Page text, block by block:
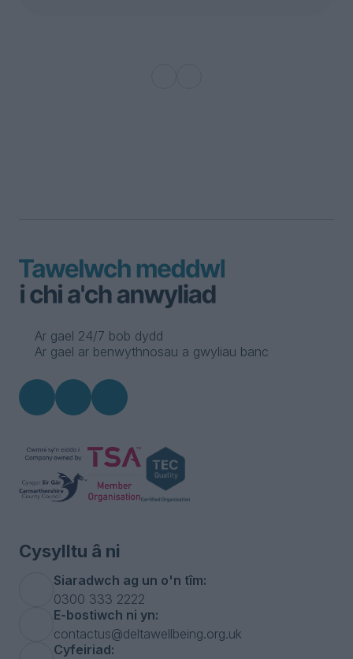
Ar gael 24/7 bob dydd
Ar gael ar benwythnosau a gwyliau banc
Cysylltu â ni
Siaradwch ag un o'n tîm:
0300 333 2222
E-bostiwch ni yn:
contactus@deltawellbeing.org.uk
Cyfeiriad: